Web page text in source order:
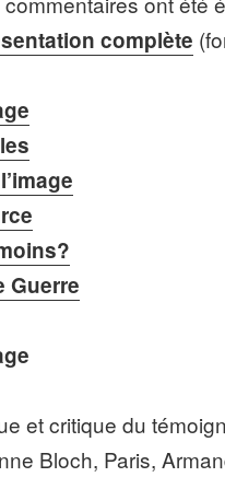
complète
Guerre
et critique du
Bloch, Paris,